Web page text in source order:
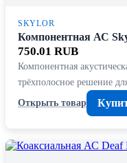
SKYLOR
Компонентная АС
750.01 RUB
Компонентная
трёхполосное решение
Открыть товар